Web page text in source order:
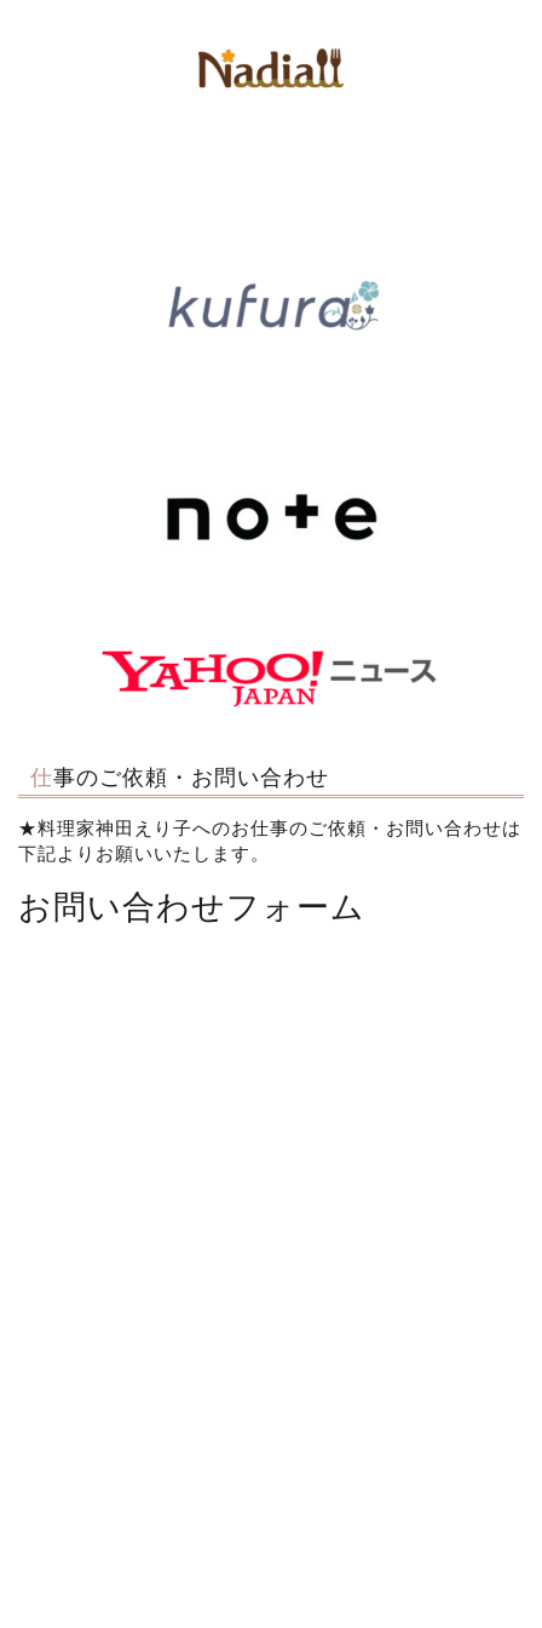
仕事のご依頼・お問い合わせ
★料理家神田えり子へのお仕事のご依頼・お問い合わせは
下記よりお願いいたします。
お問い合わせフォーム